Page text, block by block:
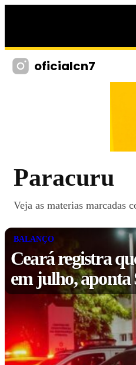
oficialcn7
Paracuru
Veja as materias marcadas
BALANÇO
Ceará registra
em julho, aponta